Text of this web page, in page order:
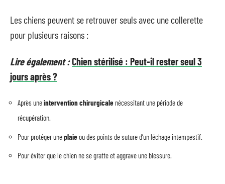
Les chiens peuvent se retrouver seuls avec une collerette
pour plusieurs raisons :
Lire également :Chien stérilisé : Peut-il rester seul 3
jours après ?
Après uneintervention chirurgicale nécessitant une période de
récupération.
Pour protéger uneplaieou des points de suture d’un léchage intempestif.
Pour éviter que le chien ne se gratte et aggrave une blessure.